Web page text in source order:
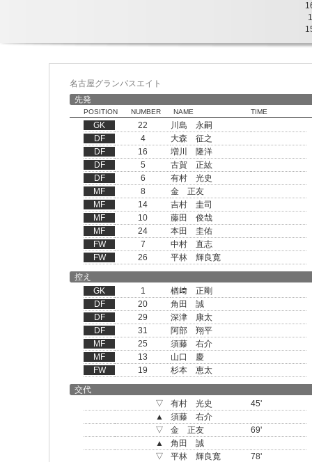
1
名古屋グランパスエイト
先発
POSITION NUMBER NAME TIME
GK 22
川島 永嗣
DF
4
大森 征之
DF
16
増川 隆洋
DF
5
古賀 正紘
DF
6
有村 光史
MF
8
金 正友
MF
14
吉村 圭司
MF
10
藤田 俊哉
MF
24
本田 圭佑
FW
7
中村 直志
FW
26
平林 輝良寛
控え
GK
1
楢﨑 正剛
DF
20
角田 誠
DF
29
深津 康太
DF
31
阿部 翔平
MF
25
須藤 右介
MF
13
山口 慶
FW
19
杉本 恵太
交代
▽
有村 光史
45'
▲
須藤 右介
▽
金 正友
69'
▲
角田 誠
▽
平林 輝良寛
78'